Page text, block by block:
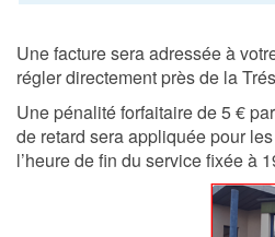
Une facture sera adressée à
régler directement près de la
Une pénalité forfaitaire de 5 €
de retard sera appliquée pour
l’heure de fin du service fixée à